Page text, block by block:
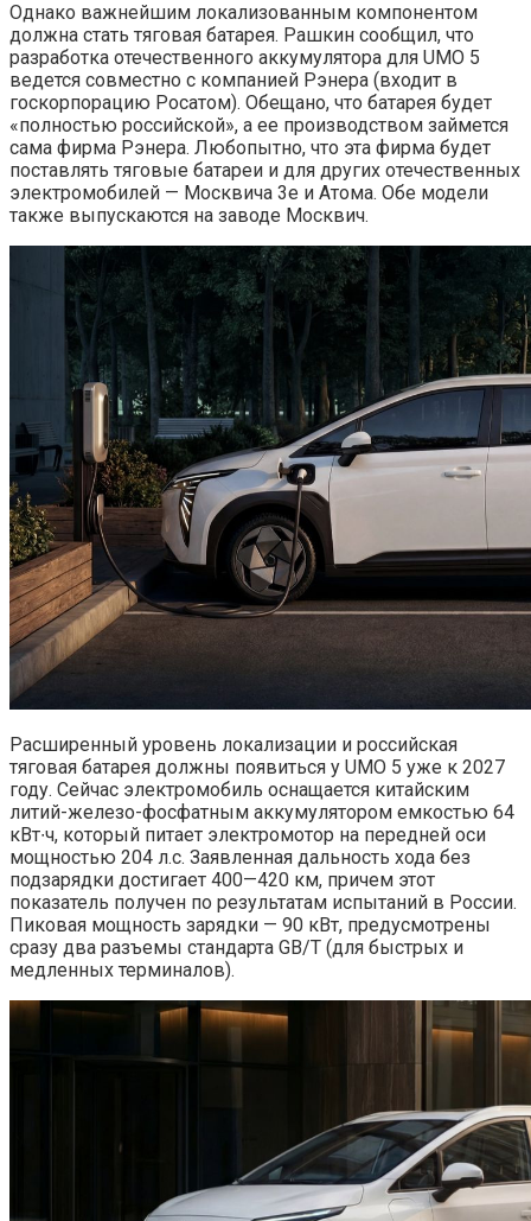
Однако важнейшим локализованным компонентом
должна стать тяговая батарея. Рашкин сообщил, что
разработка отечественного аккумулятора для UMO 5
ведется совместно с компанией Рэнера (входит в
госкорпорацию Росатом). Обещано, что батарея будет
«полностью российской», а ее производством займется
сама фирма Рэнера. Любопытно, что эта фирма будет
поставлять тяговые батареи и для других отечественных
электромобилей — Москвича 3е и Атома. Обе модели
также выпускаются на заводе Москвич.
Расширенный уровень локализации и российская
тяговая батарея должны появиться у UMO 5 уже к 2027
году. Сейчас электромобиль оснащается китайским
литий-железо-фосфатным аккумулятором емкостью 64
кВт∙ч, который питает электромотор на передней оси
мощностью 204 л.с. Заявленная дальность хода без
подзарядки достигает 400—420 км, причем этот
показатель получен по результатам испытаний в России.
Пиковая мощность зарядки — 90 кВт, предусмотрены
сразу два разъемы стандарта GB/T (для быстрых и
медленных терминалов).